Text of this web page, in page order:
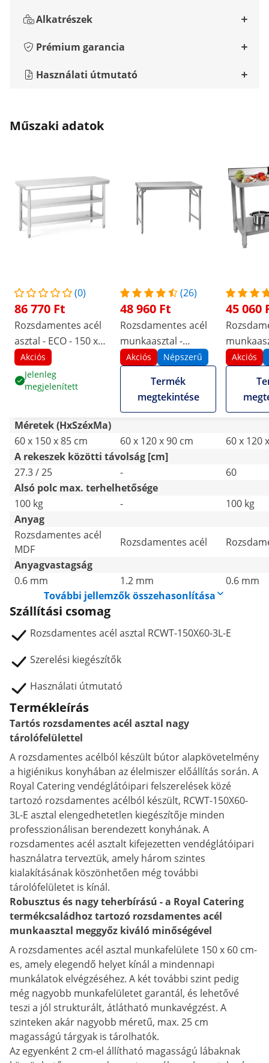
Alkatrészek
Prémium garancia
Használati útmutató
Műszaki adatok
(0)
86 770 Ft
Rozsdamentes acél
asztal - ECO - 150 x
60 cm - 500 kg -
közbenső polc -
Royal Catering
Akciós
Jelenleg
megjelenített
(26)
48 960 Ft
Rozsdamentes acél
munkaasztal -
PREMIUM - 120 x 60
cm - 210 kg -
összecsukható -
Royal Catering
Akciós Népszerű
Termék
megtekintése
45 060
120 x 60
hátsó
Royal
Akciós
Méretek (HxSzéxMa)
60 x 150 x 85 cm
60 x 120 x 90 cm
60 x 120
A rekeszek közötti távolság [cm]
27.3 / 25
-
60
Alsó polc max. terhelhetősége
100 kg
-
100 kg
Anyag
Rozsdamentes acél
MDF
Rozsdamentes acél
Anyagvastagság
0.6 mm
1.2 mm
0.6 mm
További jellemzők összehasonlítása
Szállítási csomag
Rozsdamentes acél asztal RCWT-150X60-3L-E
Szerelési kiegészítők
Használati útmutató
Termékleírás
Tartós rozsdamentes acél asztal nagy
tárolófelülettel
A rozsdamentes acélból készült bútor alapkövetelmény
a higiénikus konyhában az élelmiszer előállítás során. A
Royal Catering vendéglátóipari felszerelések közé
tartozó rozsdamentes acélból készült, RCWT-150X60-
3L-E asztal elengedhetetlen kiegészítője minden
professzionálisan berendezett konyhának. A
rozsdamentes acél asztalt kifejezetten vendéglátóipari
használatra terveztük, amely három szintes
kialakításának köszönhetően még további
tárolófelületet is kínál.
Robusztus és nagy teherbírású - a Royal Catering
termékcsaládhoz tartozó rozsdamentes acél
munkaasztal meggyőz kiváló minőségével
A rozsdamentes acél asztal munkafelülete 150 x 60 cm-
es, amely elegendő helyet kínál a mindennapi
munkálatok elvégzéséhez. A két további szint pedig
még nagyobb munkafelületet garantál, és lehetővé
teszi a jól strukturált, átlátható munkavégzést. A
szinteken akár nagyobb méretű, max. 25 cm
magasságú tárgyak is tárolhatók.
Az egyenként 2 cm-el állítható magasságú lábaknak